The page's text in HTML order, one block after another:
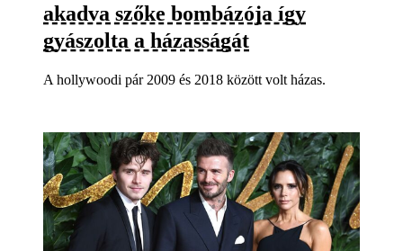
akadva szőke bombázója így
gyászolta a házasságát
A hollywoodi pár 2009 és 2018 között volt házas.